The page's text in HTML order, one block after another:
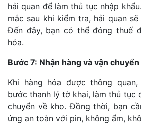
hải quan để làm thủ tục nhập
mắc sau khi kiểm tra, hải quan
Đến đây, bạn có thể đóng thuế
hóa.
Bước 7: Nhận hàng và vận
Khi hàng hóa được thông
bước thanh lý tờ khai, làm thủ tục
chuyển về kho. Đồng thời, bạn
ứng an toàn với pin, không ẩm,